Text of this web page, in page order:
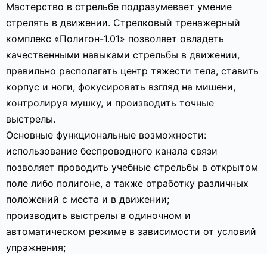
Мастерство в стрельбе подразумевает умение
стрелять в движении. Стрелковый тренажерный
комплекс «Полигон-1.01» позволяет овладеть
качественными навыками стрельбы в движении,
правильно располагать центр тяжести тела, ставить
корпус и ноги, фокусировать взгляд на мишени,
контролируя мушку, и производить точные
выстрелы.
Основные функциональные возможности:
использование беспроводного канала связи
позволяет проводить учебные стрельбы в открытом
поле либо полигоне, а также отработку различных
положений с места и в движении;
производить выстрелы в одиночном и
автоматическом режиме в зависимости от условий
упражнения;